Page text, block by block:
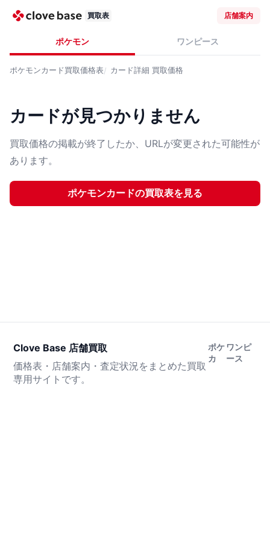
買取表 店舗案内
ポケモン ワンピース
ポケモンカード買取価格表 カード詳細 買取価格
カードが見つかりません
買取価格の掲載が終了したか、URLが変更された可能性が
あります。
ポケモンカードの買取表を見る
Clove Base 店舗買取
価格表・店舗案内・査定状況をまとめた買取
専用サイトです。
ポケ
カ
ワンピ
ース